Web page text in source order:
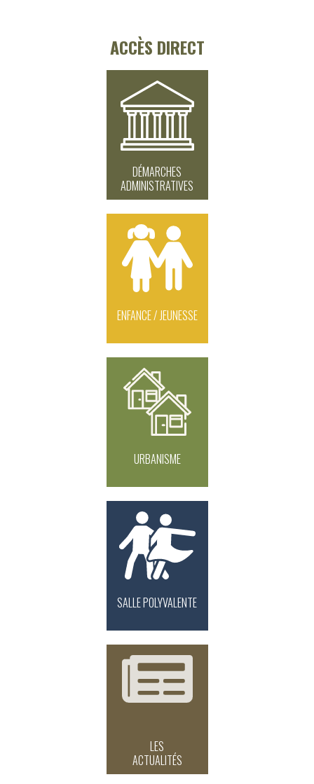
ACCÈS DIRECT
DÉMARCHES
ADMINISTRATIVES
ENFANCE / JEUNESSE
URBANISME
SALLE POLYVALENTE
LES
ACTUALITÉS